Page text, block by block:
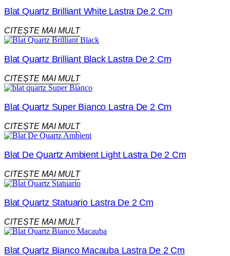
Blat Quartz Brilliant White Lastra De 2 Cm
CITEȘTE MAI MULT
Blat Quartz Brilliant Black Lastra De 2 Cm
CITEȘTE MAI MULT
Blat Quartz Super Bianco Lastra De 2 Cm
CITEȘTE MAI MULT
Blat De Quartz Ambient Light Lastra De 2 Cm
CITEȘTE MAI MULT
Blat Quartz Statuario Lastra De 2 Cm
CITEȘTE MAI MULT
Blat Quartz Bianco Macauba Lastra De 2 Cm